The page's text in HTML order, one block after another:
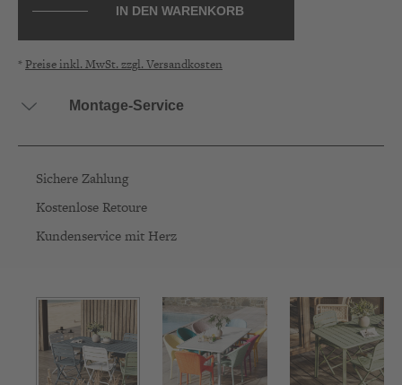
IN DEN WARENKORB
*Preise inkl. MwSt. zzgl. Versandkosten
Montage-Service
Sichere Zahlung
Kostenlose Retoure
Kundenservice mit Herz